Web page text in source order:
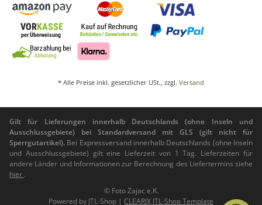
* Alle Preise inkl. gesetzlicher USt., zzgl. Versand
Gilt für Lieferungen innerhalb Deutschlands (ohne Inseln und
Ausschlussgebiete) bei Standardversand mit GLS (gilt nicht für
Sperrgutartikel). Bei Expressversand innerhalb Deutschlands (ohne Inseln
und Ausschlussgebiete) gilt eine Lieferzeit von 1 Tag. Lieferzeiten für
andere Länder und Informationen zur Berechnung des Liefertermins siehe
hier .
© Foto Zajac e.K.
Powered by JTL-Shop | CLEARIX JTL-Shop Template